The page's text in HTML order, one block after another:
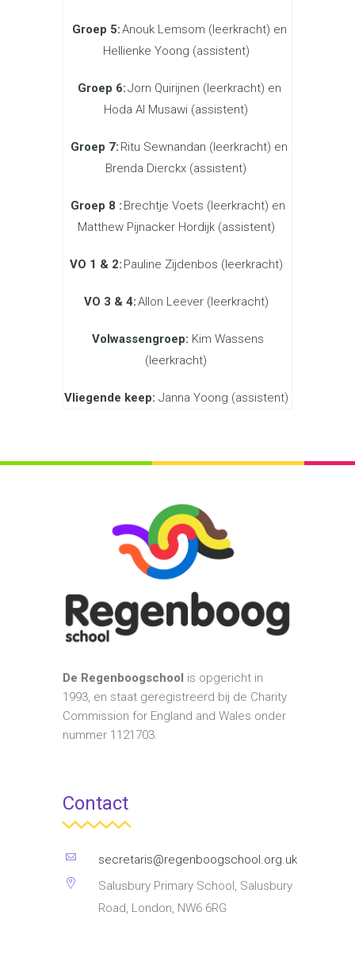
Groep 5:Anouk Lemsom (leerkracht) en
Hellienke Yoong (assistent)
Groep 6:Jorn Quirijnen (leerkracht) en
Hoda Al Musawi (assistent)
Groep 7: Ritu Sewnandan (leerkracht) en
Brenda Dierckx (assistent)
Groep 8 : Brechtje Voets (leerkracht) en
Matthew Pijnacker Hordijk (assistent)
VO 1 & 2: Pauline Zijdenbos (leerkracht)
VO 3 & 4:Allon Leever (leerkracht)
Volwassengroep: Kim Wassens
(leerkracht)
Vliegende keep: Janna Yoong (assistent)
De Regenboogschool is opgericht in
1993, en staat geregistreerd bij de Charity
Commission for England and Wales onder
nummer 1121703.
Contact
secretaris@regenboogschool.org.uk
Salusbury Primary School, Salusbury
Road, London, NW6 6RG